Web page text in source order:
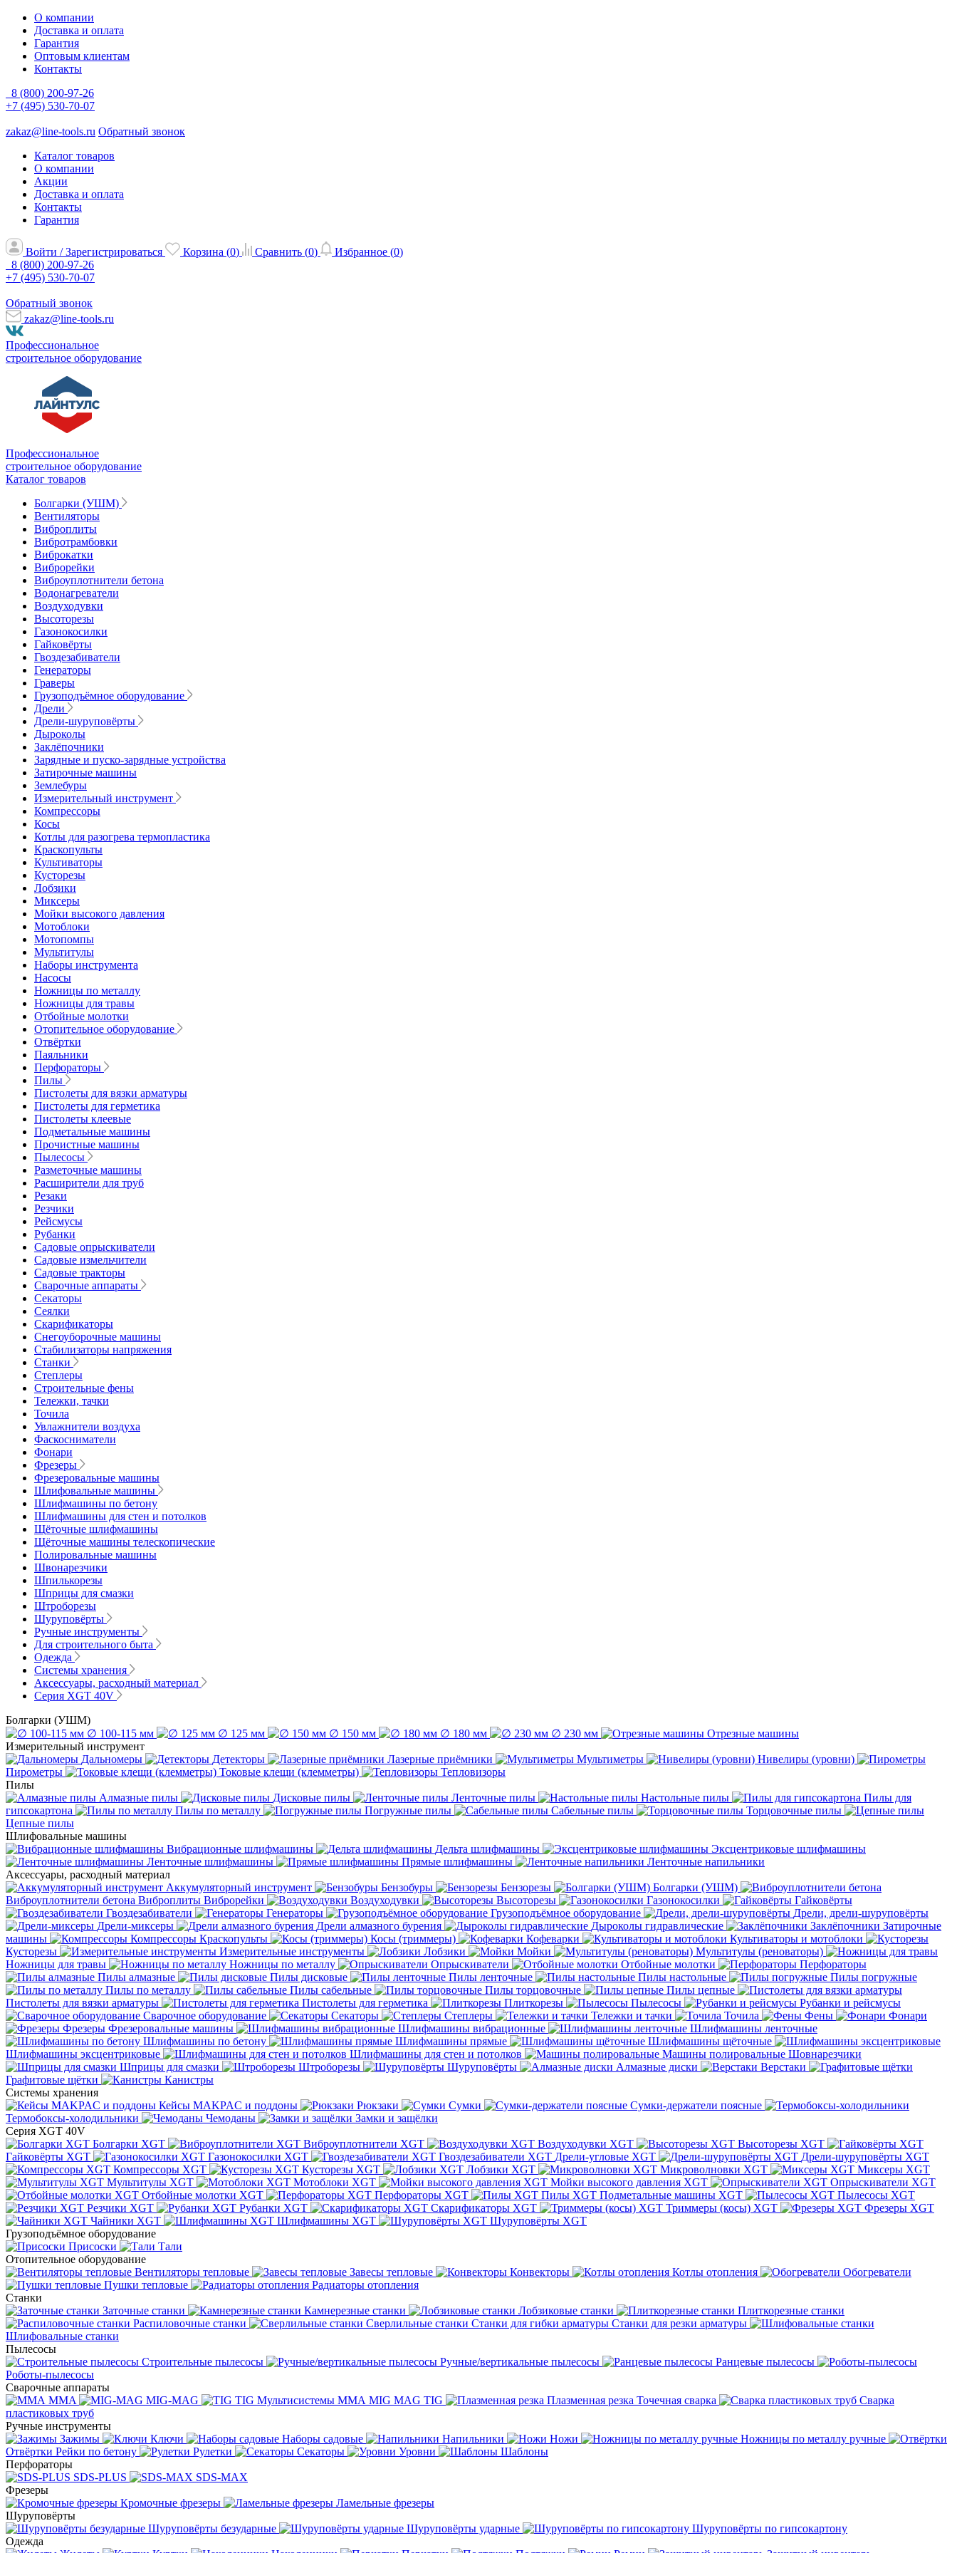
О компании
Доставка и оплата
Гарантия
Оптовым клиентам
Контакты
8 (800) 200-97-26
+7 (495) 530-70-07
zakaz@line-tools.ru Обратный звонок
Каталог товаров
О компании
Акции
Доставка и оплата
Контакты
Гарантия
Войти / Зарегистрироваться Корзина (0) Сравнить (0) Избранное (0)
8 (800) 200-97-26
+7 (495) 530-70-07
Обратный звонок
zakaz@line-tools.ru
Профессиональное
строительное оборудование
Профессиональное
строительное оборудование
Каталог товаров
Болгарки (УШМ)
Вентиляторы
Виброплиты
Вибротрамбовки
Виброкатки
Виброрейки
Виброуплотнители бетона
Водонагреватели
Воздуходувки
Высоторезы
Газонокосилки
Гайковёрты
Гвоздезабиватели
Генераторы
Граверы
Грузоподъёмное оборудование
Дрели
Дрели-шуруповёрты
Дыроколы
Заклёпочники
Зарядные и пуско-зарядные устройства
Затирочные машины
Землебуры
Измерительный инструмент
Компрессоры
Косы
Котлы для разогрева термопластика
Краскопульты
Культиваторы
Кусторезы
Лобзики
Миксеры
Мойки высокого давления
Мотоблоки
Мотопомпы
Мультитулы
Наборы инструмента
Насосы
Ножницы по металлу
Ножницы для травы
Отбойные молотки
Отопительное оборудование
Отвёртки
Паяльники
Перфораторы
Пилы
Пистолеты для вязки арматуры
Пистолеты для герметика
Пистолеты клеевые
Подметальные машины
Прочистные машины
Пылесосы
Разметочные машины
Расширители для труб
Резаки
Резчики
Рейсмусы
Рубанки
Садовые опрыскиватели
Садовые измельчители
Садовые тракторы
Сварочные аппараты
Секаторы
Сеялки
Скарификаторы
Снегоуборочные машины
Стабилизаторы напряжения
Станки
Степлеры
Строительные фены
Тележки, тачки
Точила
Увлажнители воздуха
Фаскосниматели
Фонари
Фрезеры
Фрезеровальные машины
Шлифовальные машины
Шлифмашины по бетону
Шлифмашины для стен и потолков
Щёточные шлифмашины
Щёточные машины телескопические
Полировальные машины
Швонарезчики
Шпилькорезы
Шприцы для смазки
Штроборезы
Шуруповёрты
Ручные инструменты
Для строительного быта
Одежда
Системы хранения
Аксессуары, расходный материал
Серия XGT 40V
Болгарки (УШМ)
∅ 100-115 мм
∅ 125 мм ∅ 150 мм ∅ 180 мм ∅ 230 мм
Отрезные машины
Измерительный инструмент
Дальномеры
Детекторы Лазерные приёмники Мультиметры
Нивелиры (уровни)
Пирометры
Токовые клещи (клемметры)
Тепловизоры
Пилы
Алмазные пилы
Дисковые пилы Ленточные пилы Настольные пилы
Пилы для
гипсокартона
Пилы по металлу Погружные пилы Сабельные пилы
Торцовочные пилы
Цепные пилы
Шлифовальные машины
Вибрационные шлифмашины
Дельта шлифмашины
Эксцентриковые шлифмашины
Ленточные шлифмашины
Прямые шлифмашины
Ленточные напильники
Аксессуары, расходный материал
Аккумуляторный инструмент
Бензобуры Бензорезы
Болгарки (УШМ)
Виброуплотнители бетона Виброплиты Виброрейки Воздуходувки Высоторезы Газонокосилки
Гайковёрты
Гвоздезабиватели
Генераторы Грузоподъёмное оборудование
Дрели, дрели-шуруповёрты
Дрели-миксеры
Дрели алмазного бурения Дыроколы гидравлические Заклёпочники Затирочные
машины
Компрессоры Краскопульты Косы (триммеры) Кофеварки
Культиваторы и мотоблоки
Кусторезы
Измерительные инструменты Лобзики Мойки
Мультитулы (реноваторы)
Ножницы для травы
Ножницы по металлу Опрыскиватели Отбойные молотки
Перфораторы
Пилы алмазные
Пилы дисковые Пилы ленточные Пилы настольные
Пилы погружные
Пилы по металлу
Пилы сабельные Пилы торцовочные
Пилы цепные
Пистолеты для вязки арматуры
Пистолеты для герметика Плиткорезы Пылесосы
Рубанки и рейсмусы
Сварочное оборудование
Секаторы Степлеры Тележки и тачки Точила Фены
Фонари
Фрезеры Фрезеровальные машины Шлифмашины вибрационные
Шлифмашины ленточные
Шлифмашины по бетону
Шлифмашины прямые
Шлифмашины щёточные
Шлифмашины эксцентриковые
Шлифмашины для стен и потолков Машины полировальные Шовнарезчики
Шприцы для смазки
Штроборезы Шуруповёрты Алмазные диски
Верстаки
Графитовые щётки
Канистры
Системы хранения
Кейсы MAKPAC и поддоны
Рюкзаки Сумки
Сумки-держатели поясные
Термобоксы-холодильники
Чемоданы
Замки и защёлки
Серия XGT 40V
Болгарки XGT
Виброуплотнители XGT Воздуходувки XGT
Высоторезы XGT
Гайковёрты XGT
Газонокосилки XGT Гвоздезабиватели XGT Дрели-угловые XGT
Дрели-шуруповёрты XGT
Компрессоры XGT
Кусторезы XGT Лобзики XGT Микроволновки XGT
Миксеры XGT
Мультитулы XGT
Мотоблоки XGT Мойки высокого давления XGT
Опрыскиватели XGT
Отбойные молотки XGT
Перфораторы XGT Пилы XGT Подметальные машины XGT
Пылесосы XGT
Резчики XGT
Рубанки XGT Скарификаторы XGT Триммеры (косы) XGT
Фрезеры XGT
Чайники XGT
Шлифмашины XGT
Шуруповёрты XGT
Грузоподъёмное оборудование
Присоски
Тали
Отопительное оборудование
Вентиляторы тепловые
Завесы тепловые Конвекторы Котлы отопления
Обогреватели
Пушки тепловые
Радиаторы отопления
Станки
Заточные станки
Камнерезные станки Лобзиковые станки
Плиткорезные станки
Распиловочные станки
Сверлильные станки Станки для гибки арматуры Станки для резки арматуры
Шлифовальные станки
Пылесосы
Строительные пылесосы
Ручные/вертикальные пылесосы
Ранцевые пылесосы
Роботы-пылесосы
Сварочные аппараты
MMA
MIG-MAG TIG Мультисистемы ММА MIG MAG TIG Плазменная резка Точечная сварка
Cварка
пластиковых труб
Ручные инструменты
Зажимы
Ключи Наборы садовые Напильники Ножи
Ножницы по металлу ручные
Отвёртки Рейки по бетону Рулетки Секаторы Уровни
Шаблоны
Перфораторы
SDS-PLUS
SDS-MAX
Фрезеры
Кромочные фрезеры
Ламельные фрезеры
Шуруповёрты
Шуруповёрты безударные
Шуруповёрты ударные
Шуруповёрты по гипсокартону
Одежда